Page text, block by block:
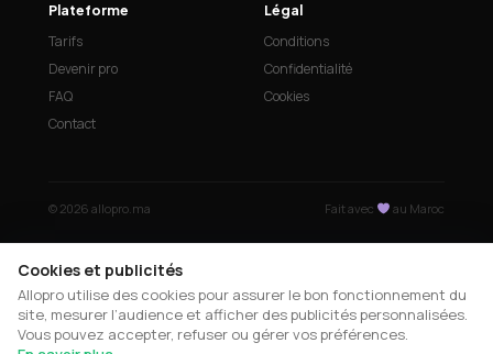
Plateforme
Tarifs
Devenir pro
FAQ
Contact
Légal
Conditions
Confidentialité
Cookies
© 2026 allopro.ma Fait avec au Maroc
Cookies et publicités
Allopro utilise des cookies pour assurer le bon fonctionnement du
site, mesurer l’audience et afficher des publicités personnalisées.
Vous pouvez accepter, refuser ou gérer vos préférences.